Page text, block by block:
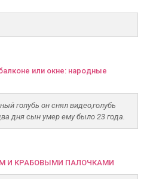
или окне: народные
голубь он снял видео,голубь
дня сын умер ему было 23 года.
И КРАБОВЫМИ ПАЛОЧКАМИ